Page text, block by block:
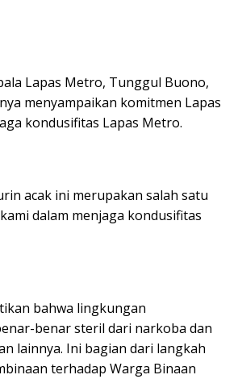
Lapas Metro, Tunggul Buono,
menyampaikan komitmen Lapas
kondusifitas Lapas Metro.
acak ini merupakan salah satu
dalam menjaga kondusifitas
bahwa lingkungan
benar steril dari narkoba dan
lainnya. Ini bagian dari langkah
terhadap Warga Binaan